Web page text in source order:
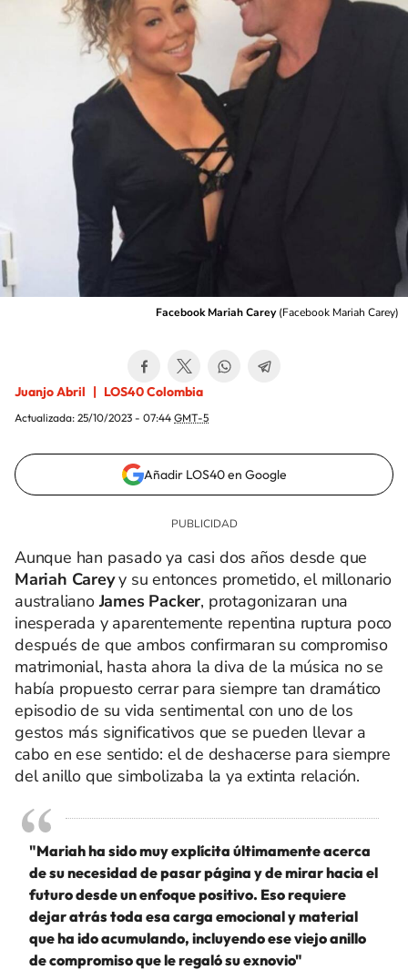
Facebook Mariah Carey(Facebook Mariah Carey)
Juanjo Abril LOS40 Colombia
Actualizada: 25/10/2023 - 07:44 GMT-5
Añadir LOS40 en Google
Aunque han pasado ya casi dos años desde que
Mariah Careyy su entonces prometido, el millonario
australianoJames Packer, protagonizaran una
inesperada y aparentemente repentina ruptura poco
después de que ambos confirmaran su compromiso
matrimonial, hasta ahora la diva de la música no se
había propuesto cerrar para siempre tan dramático
episodio de su vida sentimental con uno de los
gestos más significativos que se pueden llevar a
cabo en ese sentido: el de deshacerse para siempre
del anillo que simbolizaba la ya extinta relación.
"Mariah ha sido muy explícita últimamente acerca
de su necesidad de pasar página y de mirar hacia el
futuro desde un enfoque positivo. Eso requiere
dejar atrás toda esa carga emocional y material
que ha ido acumulando, incluyendo ese viejo anillo
de compromiso que le regaló su exnovio"